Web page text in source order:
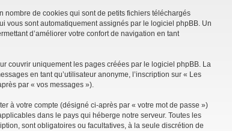
de cookies qui sont de petits fichiers téléchargés
vous sont automatiquement assignés par le logiciel phpBB. Un
d’améliorer votre confort de navigation en tant
couvrir uniquement les pages créées par le logiciel phpBB. La
en tant qu’utilisateur anonyme, l’inscription sur « Les
par « vos messages »).
à votre compte (désigné ci-après par « votre mot de passe »)
dans le pays qui héberge notre serveur. Toutes les
sont obligatoires ou facultatives, à la seule discrétion de